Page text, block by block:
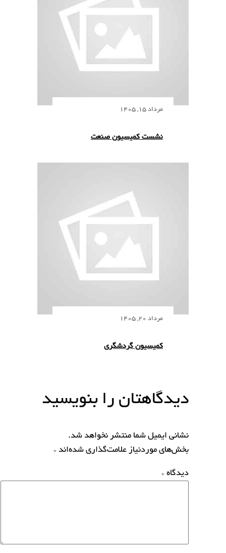
مرداد 15, 1405
نشست کمیسیون صنعت
مرداد 20, 1405
کمیسیون گردشگری
دیدگاهتان را بنویسید
نشانی ایمیل شما منتشر نخواهد شد.
بخش‌های موردنیاز علامت‌گذاری شده‌اند *
دیدگاه *